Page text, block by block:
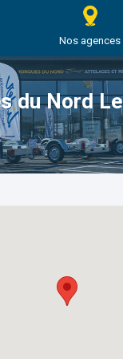
Nos agences
Remorques du
du Nord